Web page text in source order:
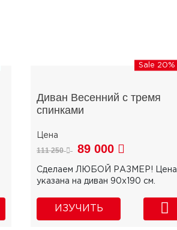
Sale 20%
Диван Весенний с тремя
спинками
111 250 89 000
Сделаем ЛЮБОЙ РАЗМЕР! Цена
указана на диван 90х190 см.
ИЗУЧИТЬ